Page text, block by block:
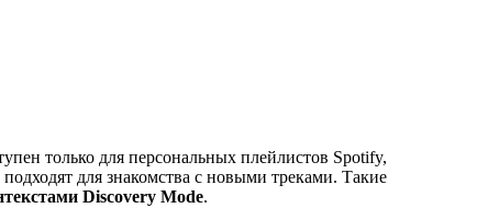
только для персональных плейлистов Spotify,
для знакомства с новыми треками. Такие
Discovery Mode.